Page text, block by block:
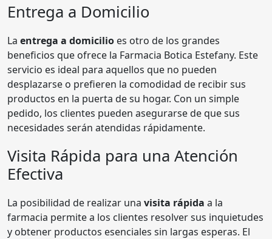
Entrega a Domicilio
La entrega a domicilio es otro de los grandes
beneficios que ofrece la Farmacia Botica Estefany. Este
servicio es ideal para aquellos que no pueden
desplazarse o prefieren la comodidad de recibir sus
productos en la puerta de su hogar. Con un simple
pedido, los clientes pueden asegurarse de que sus
necesidades serán atendidas rápidamente.
Visita Rápida para una Atención
Efectiva
La posibilidad de realizar una visita rápida a la
farmacia permite a los clientes resolver sus inquietudes
y obtener productos esenciales sin largas esperas. El